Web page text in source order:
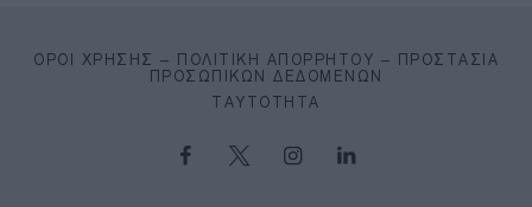
ΌΡΟΙ ΧΡΉΣΗΣ – ΠΟΛΙΤΙΚΉ ΑΠΟΡΡΉΤΟΥ – ΠΡΟΣΤΑΣΊΑ
ΠΡΟΣΩΠΙΚΏΝ ΔΕΔΟΜΈΝΩΝ
ΤΑΥΤΌΤΗΤΑ